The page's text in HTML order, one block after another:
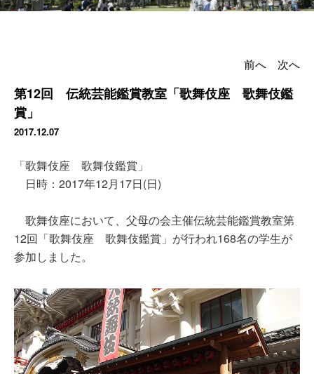
投稿ナビゲー
前へ 次へ
第12回 伝統芸能鑑賞教室「歌舞伎座 歌舞伎鑑
賞」
2017.12.07
「歌舞伎座 歌舞伎鑑賞」
日時：2017年12月17日(日)
歌舞伎座において、父母の会主催伝統芸能鑑賞教室第
12回「歌舞伎座 歌舞伎鑑賞」が行われ168名の学生が
参加しました。